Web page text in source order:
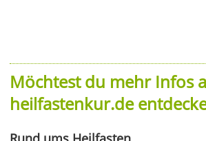
Möchtest du mehr Infos
heilfastenkur.de